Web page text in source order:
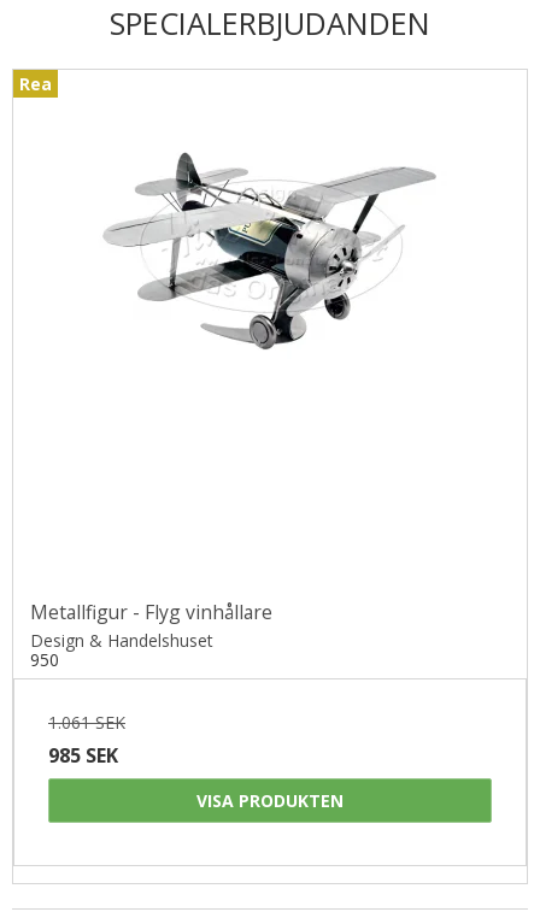
SPECIALERBJUDANDEN
Rea
Metallfigur - Flyg vinhållare
Design & Handelshuset
950
1.061 SEK
985 SEK
VISA PRODUKTEN